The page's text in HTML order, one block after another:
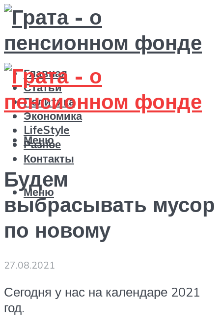
Главная
Статьи
Политика
Экономика
LifeStyle
Разное
Контакты
Меню
Меню
Будем
выбрасывать мусор
по новому
27.08.2021
Сегодня у нас на календаре 2021
год.